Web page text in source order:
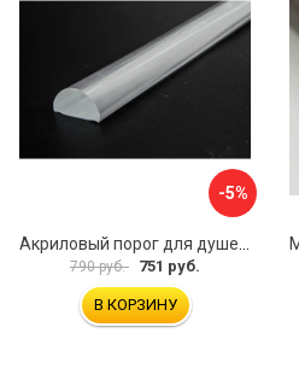
-5%
790 руб. 751 руб.
В КОРЗИНУ